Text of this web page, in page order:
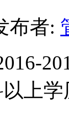
布者:
上学